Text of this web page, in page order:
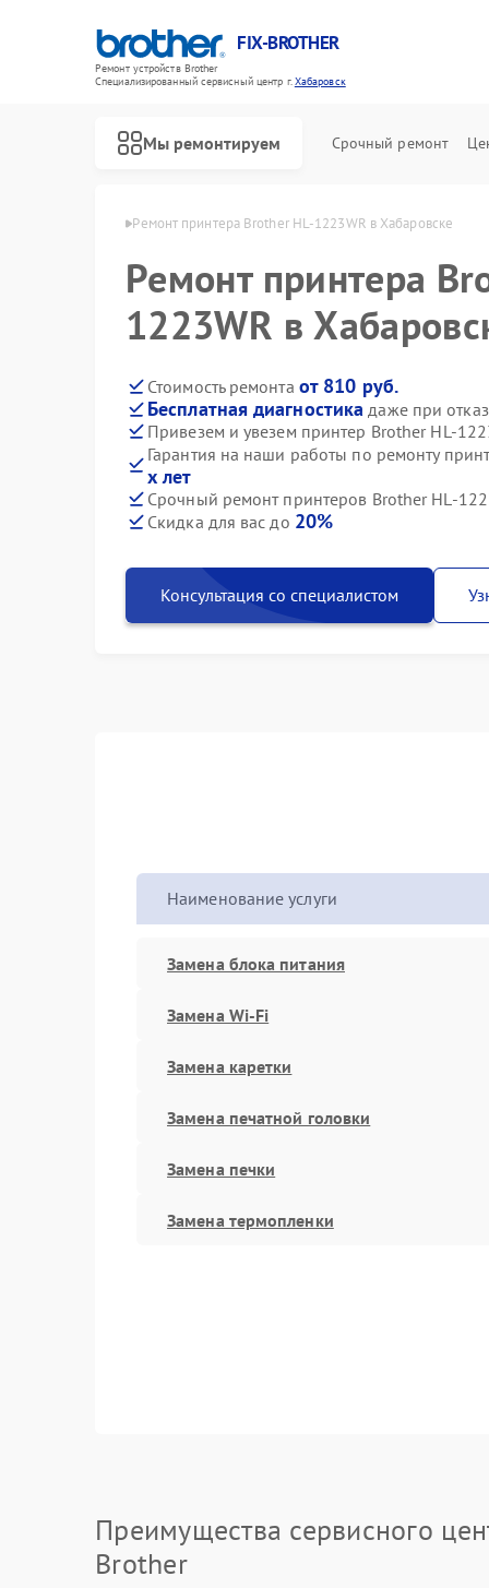
FIX-BROTHER
Ремонт устройств Brother
Специализированный cервисный центр г.Хабаровск
Мы ремонтируем Срочный ремонт
в Хабаровске Ремонт принтера Brother HL-1223WR в Хабаровске
Ремонт принтера
1223WR в
Стоимость ремонта от 810 руб.
Бесплатная диагностика даже при
Привезем и увезем принтер Brother HL-
Гарантия на наши работы по ремонту
х лет
Срочный ремонт принтеров Brother HL-
Скидка для вас до 20%
Консультация со специалистом
Наименование услуги
Замена блока питания
Замена Wi-Fi
Замена каретки
Замена печатной головки
Замена печки
Замена термопленки
Преимущества сервисного
Brother